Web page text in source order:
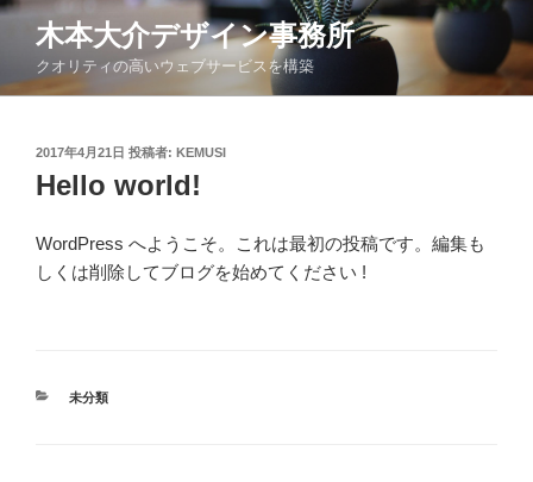
コ
ン
木本大介デザイン事務所
クオリティの高いウェブサービスを構築
投
稿
日:
2017年4月21日 投稿者: KEMUSI
Hello world!
WordPress へようこそ。これは最初の投稿です。編集も
しくは削除してブログを始めてください !
カ
未分類